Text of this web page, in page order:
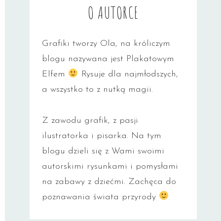
O AUTORCE
Grafiki tworzy Ola, na króliczym
blogu nazywana jest Plakatowym
Elfem
Rysuje dla najmłodszych,
a wszystko to z nutką magii.
Z zawodu grafik, z pasji
ilustratorka i pisarka. Na tym
blogu dzieli się z Wami swoimi
autorskimi rysunkami i pomysłami
na zabawy z dziećmi. Zachęca do
poznawania świata przyrody